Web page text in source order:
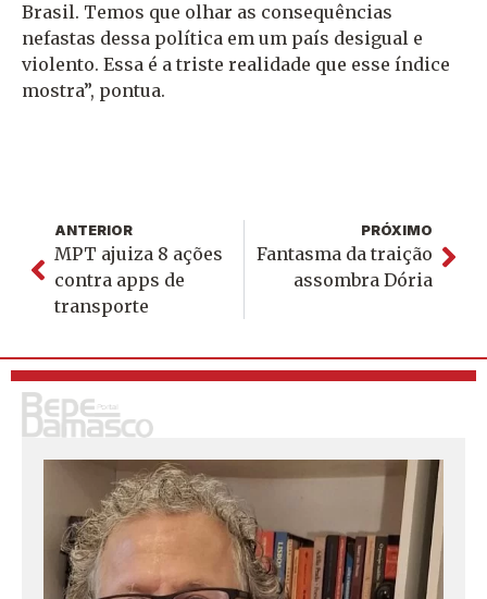
Brasil. Temos que olhar as consequências
nefastas dessa política em um país desigual e
violento. Essa é a triste realidade que esse índice
mostra”, pontua.
ANTERIOR
MPT ajuiza 8 ações
contra apps de
transporte
PRÓXIMO
Fantasma da traição
assombra Dória